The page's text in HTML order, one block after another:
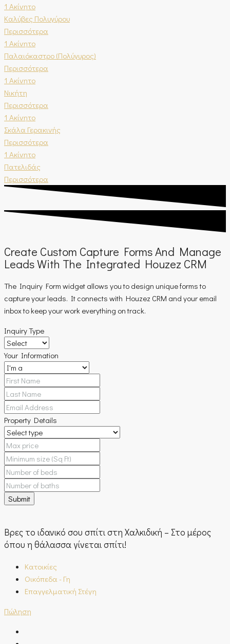
1 Ακίνητο
Καλύβες Πολυγύρου
Περισσότερα
1 Ακίνητο
Παλαιόκαστρο (Πολύγυρος)
Περισσότερα
1 Ακίνητο
Νικήτη
Περισσότερα
1 Ακίνητο
Σκάλα Γερακινής
Περισσότερα
1 Ακίνητο
Πατελιδάς
Περισσότερα
Create Custom Capture Forms And Manage
Leads With The Integrated Houzez CRM
The Inquiry Form widget allows you to design unique forms to
capture your leads. It connects with Houzez CRM and your email
inbox to keep your work everything on track.
Inquiry Type
Your Information
Property Details
Submit
Βρες το ιδανικό σου σπίτι στη Χαλκιδική – Στο μέρος
όπου η θάλασσα γίνεται σπίτι!
Κατοικίες
Οικόπεδα - Γη
Επαγγελματική Στέγη
Πώληση